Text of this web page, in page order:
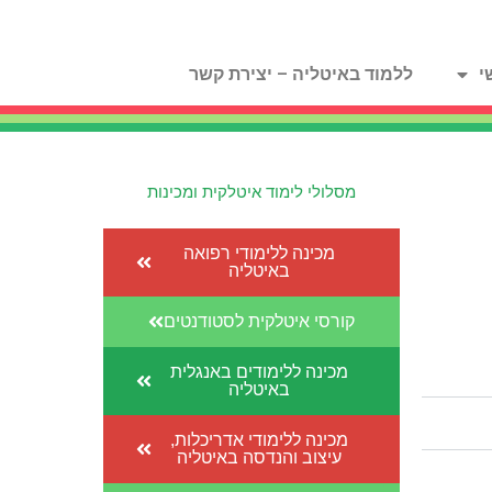
ללמוד באיטליה – יצירת קשר
מסלולי לימוד איטלקית ומכינות
מכינה ללימודי רפואה
באיטליה
קורסי איטלקית לסטודנטים
מכינה ללימודים באנגלית
באיטליה
מכינה ללימודי אדריכלות,
עיצוב והנדסה באיטליה